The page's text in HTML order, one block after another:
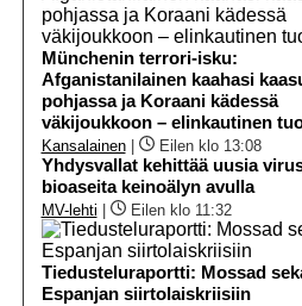
Münchenin terrori-isku:
Afganistanilainen kaahasi
pohjassa ja Koraani kädessä
väkijoukkoon – elinkautinen
Kansalainen| Eilen klo 13:08
Yhdysvallat kehittää uusia
bioaseita keinoälyn avulla
MV-lehti Eilen klo 11:32
Tiedusteluraportti: Mossad
Espanjan siirtolaiskriisiin